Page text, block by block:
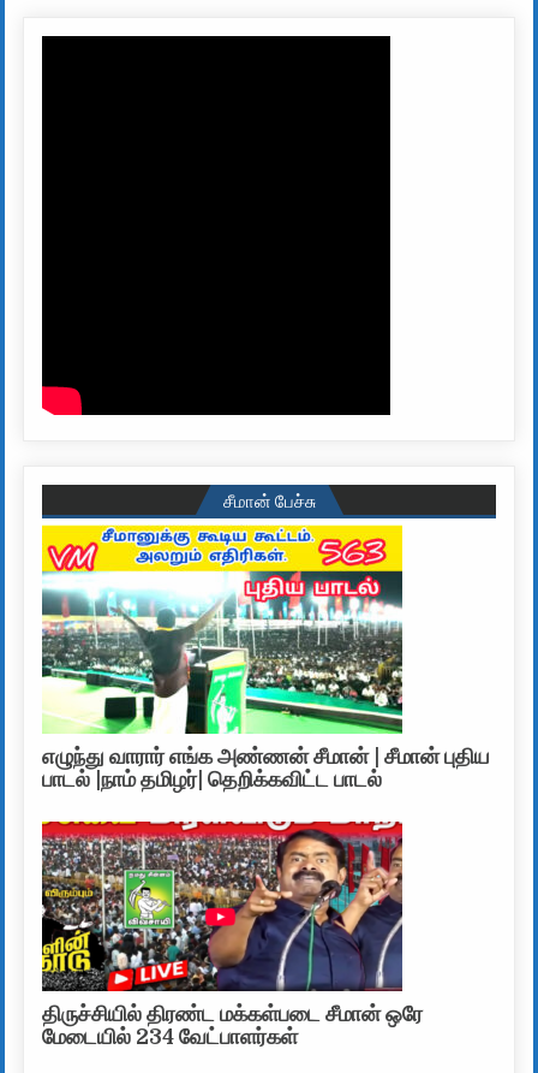
சீமான் பேச்சு
எழுந்து வாரார் எங்க அண்ணன் சீமான் | சீமான் புதிய
பாடல் |நாம் தமிழர்| தெறிக்கவிட்ட பாடல்
திருச்சியில் திரண்ட மக்கள்படை சீமான் ஒரே
மேடையில் 234 வேட்பாளர்கள்